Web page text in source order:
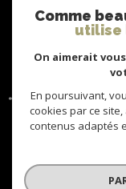
* CC : Charges comprises
Comme
utilise
On aimerait
En poursuivant,
cookies par ce
contenus adaptés